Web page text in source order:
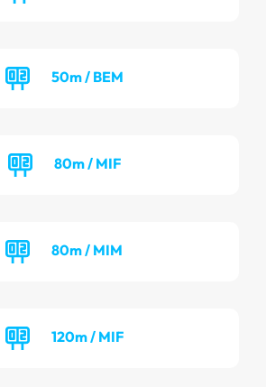
50m / BEM
80m / MIF
80m / MIM
120m / MIF